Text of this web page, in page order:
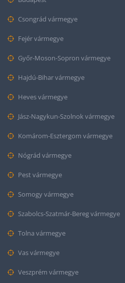
Csongrád vármegye
Fejér vármegye
Győr-Moson-Sopron vármegye
Hajdú-Bihar vármegye
Heves vármegye
Jász-Nagykun-Szolnok vármegye
Komárom-Esztergom vármegye
Nógrád vármegye
Pest vármegye
Somogy vármegye
Szabolcs-Szatmár-Bereg vármegye
Tolna vármegye
Vas vármegye
Veszprém vármegye